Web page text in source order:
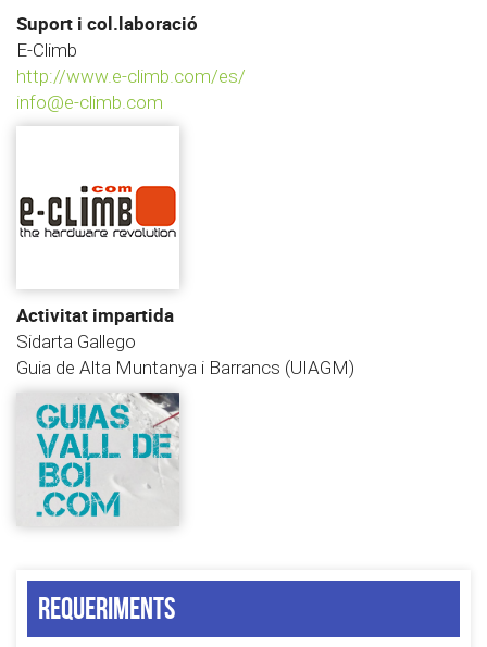
Suport i col.laboració
E-Climb
http://www.e-climb.com/es/
info@e-climb.com
Activitat impartida
Sidarta Gallego
Guia de Alta Muntanya i Barrancs (UIAGM)
Requeriments